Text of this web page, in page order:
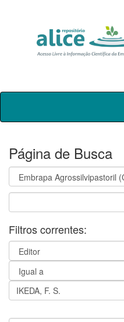
Skip
Página de Busca
Filtros correntes: